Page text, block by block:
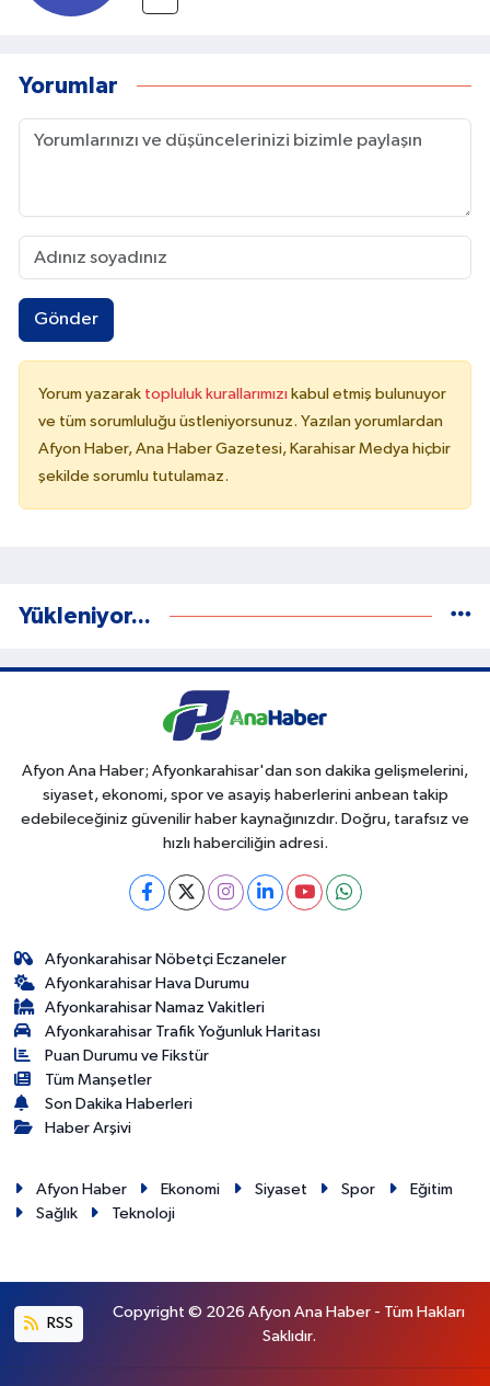
Yorumlar
Gönder
Yorum yazarak topluluk kurallarımızı kabul etmiş bulunuyor
ve tüm sorumluluğu üstleniyorsunuz. Yazılan yorumlardan
Afyon Haber, Ana Haber Gazetesi, Karahisar Medya hiçbir
şekilde sorumlu tutulamaz.
Yükleniyor...
Afyon Ana Haber; Afyonkarahisar'dan son dakika gelişmelerini,
siyaset, ekonomi, spor ve asayiş haberlerini anbean takip
edebileceğiniz güvenilir haber kaynağınızdır. Doğru, tarafsız ve
hızlı haberciliğin adresi.
Afyonkarahisar Nöbetçi Eczaneler
Afyonkarahisar Hava Durumu
Afyonkarahisar Namaz Vakitleri
Afyonkarahisar Trafik Yoğunluk Haritası
Puan Durumu ve Fikstür
Tüm Manşetler
Son Dakika Haberleri
Haber Arşivi
Afyon Haber Ekonomi Siyaset Spor
Eğitim
Sağlık
Teknoloji
RSS
Copyright © 2026 Afyon Ana Haber - Tüm Hakları
Saklıdır.